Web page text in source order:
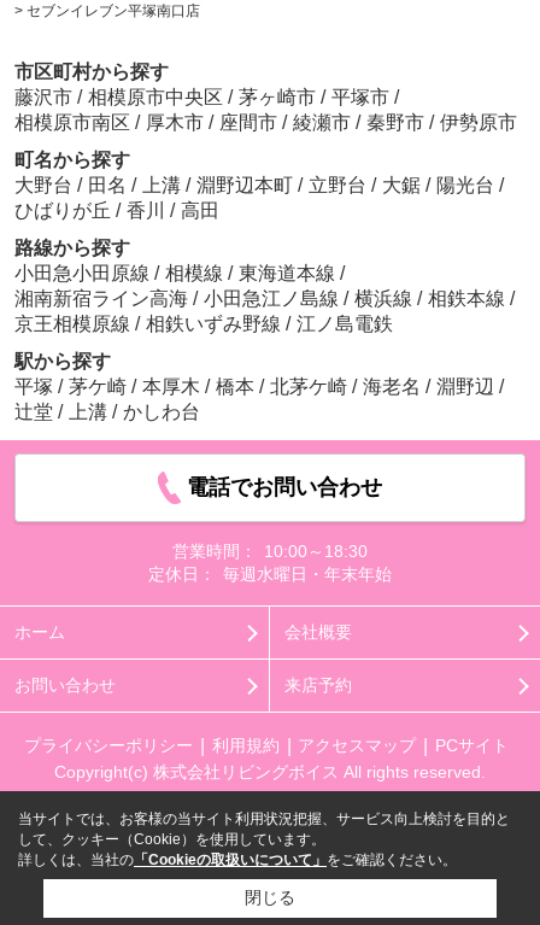
> セブンイレブン平塚南口店
市区町村から探す
藤沢市 / 相模原市中央区 / 茅ヶ崎市 / 平塚市 /
相模原市南区 / 厚木市 / 座間市 / 綾瀬市 / 秦野市 / 伊勢原市
町名から探す
大野台 / 田名 / 上溝 / 淵野辺本町 / 立野台 / 大鋸 / 陽光台 /
ひばりが丘 / 香川 / 高田
路線から探す
小田急小田原線 / 相模線 / 東海道本線 /
湘南新宿ライン高海 / 小田急江ノ島線 / 横浜線 / 相鉄本線 /
京王相模原線 / 相鉄いずみ野線 / 江ノ島電鉄
駅から探す
平塚 / 茅ケ崎 / 本厚木 / 橋本 / 北茅ケ崎 / 海老名 / 淵野辺 /
辻堂 / 上溝 / かしわ台
電話でお問い合わせ
営業時間：
10:00～18:30
定休日：
毎週水曜日・年末年始
ホーム 会社概要
お問い合わせ 来店予約
プライバシーポリシー 利用規約 アクセスマップ
PCサイト
Copyright(c) 株式会社リビングボイス All rights reserved.
当サイトでは、お客様の当サイト利用状況把握、サービス向上検討を目的と
して、クッキー（Cookie）を使用しています。
詳しくは、当社の 「Cookieの取扱いについて」 をご確認ください。
閉じる